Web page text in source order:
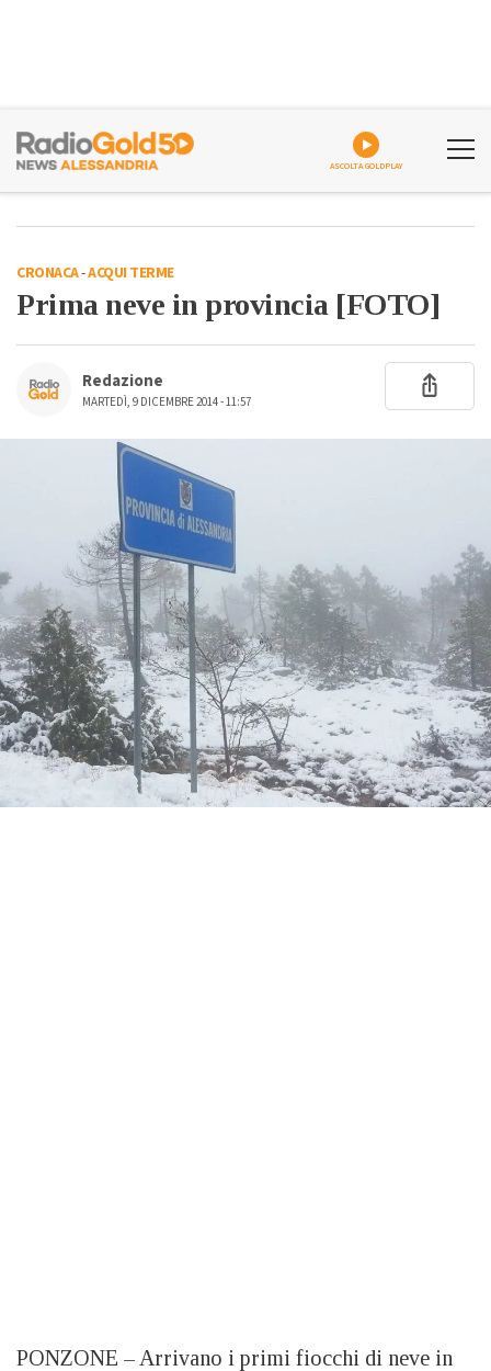
ASCOLTA GOLDPLAY
CRONACA-ACQUI TERME
Prima neve in provincia [FOTO]
Redazione
MARTEDÌ, 9 DICEMBRE 2014 - 11:57
PONZONE – Arrivano i primi fiocchi di neve in